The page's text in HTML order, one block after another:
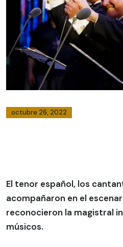
octubre 26, 2022
El tenor español, los
acompañaron en el
reconocieron la magistral
músicos.